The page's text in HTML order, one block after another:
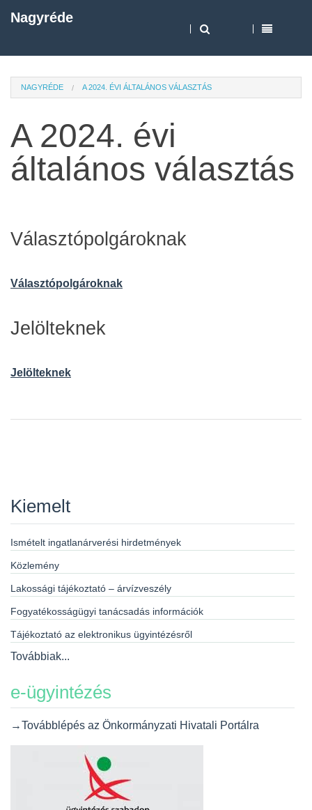
Nagyréde
NAGYRÉDE A 2024. ÉVI ÁLTALÁNOS VÁLASZTÁS
A 2024. évi
általános választás
Választópolgároknak
Választópolgároknak
Jelölteknek
Jelölteknek
Kiemelt
Ismételt ingatlanárverési hirdetmények
Közlemény
Lakossági tájékoztató – árvízveszély
Fogyatékosságügyi tanácsadás információk
Tájékoztató az elektronikus ügyintézésről
Továbbiak...
e-ügyintézés
→Továbblépés az Önkormányzati Hivatali Portálra